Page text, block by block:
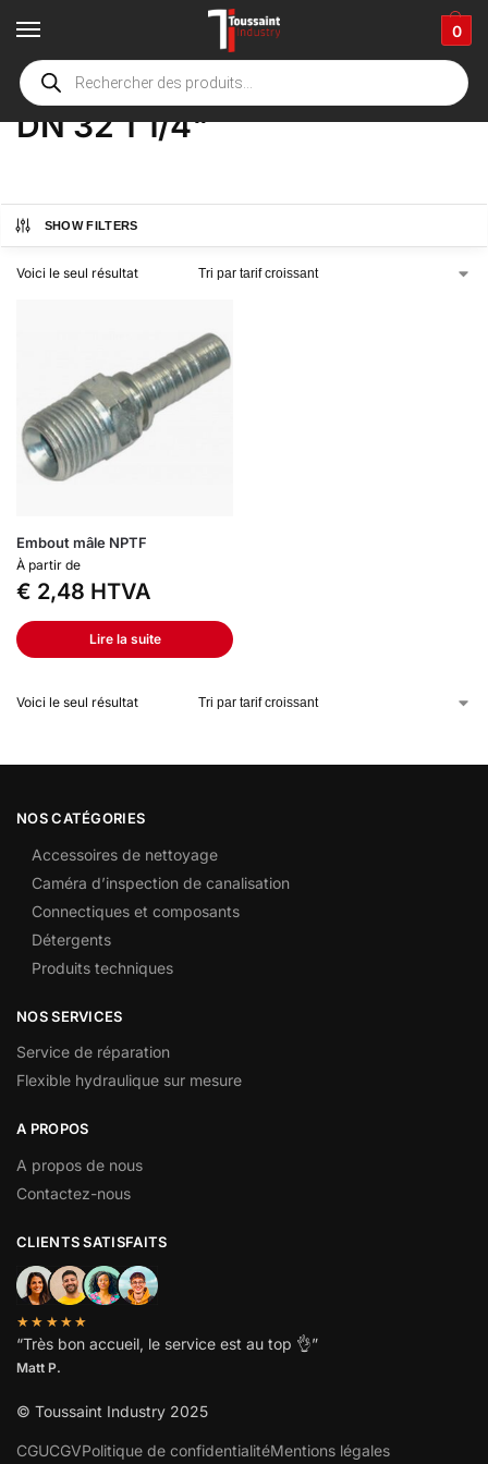
0
Accueil boutique / Product Options
DN 32 1 1/4"
SHOW FILTERS
Voici le seul résultat
Embout mâle NPTF
À partir de
€ 2,48 HTVA
Lire la suite
Voici le seul résultat
NOS CATÉGORIES
Accessoires de nettoyage
Caméra d’inspection de canalisation
Connectiques et composants
Détergents
Produits techniques
NOS SERVICES
Service de réparation
Flexible hydraulique sur mesure
A PROPOS
A propos de nous
Contactez-nous
CLIENTS SATISFAITS
★★★★★
“Très bon accueil, le service est au top 👌”
Matt P.
© Toussaint Industry 2025
CGUCGVPolitique de confidentialitéMentions légales